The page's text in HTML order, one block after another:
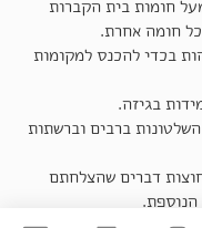
חומות בית הקברות
חומה אחרת.
בכדי להכנס למקומות
בגיזה.
ברבים וברשתות
דברים שהצלחתם